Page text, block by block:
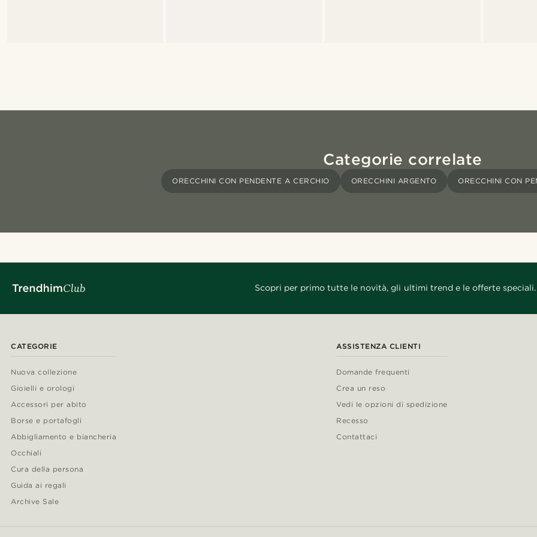
Categorie correlate
ORECCHINI CON PENDENTE A CERCHIO ORECCHINI ARGENTO ORECCHINI CON
Scopri per primo tutte le novità, gli ultimi trend e le offerte speciali.
CATEGORIE
Nuova collezione
Gioielli e orologi
Accessori per abito
Borse e portafogli
Abbigliamento e biancheria
Occhiali
Cura della persona
Guida ai regali
Archive Sale
ASSISTENZA CLIENTI
Domande frequenti
Crea un reso
Vedi le opzioni di spedizione
Recesso
Contattaci